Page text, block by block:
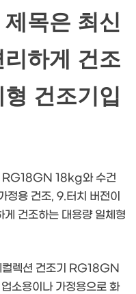
목은 최신
하게 건조
건조기입
RG18GN 18kg와 수건
정용 건조, 9.터치 버전이
건조하는 대용량 일체형
컬렉션 건조기 RG18GN
소용이나 가정용으로 화